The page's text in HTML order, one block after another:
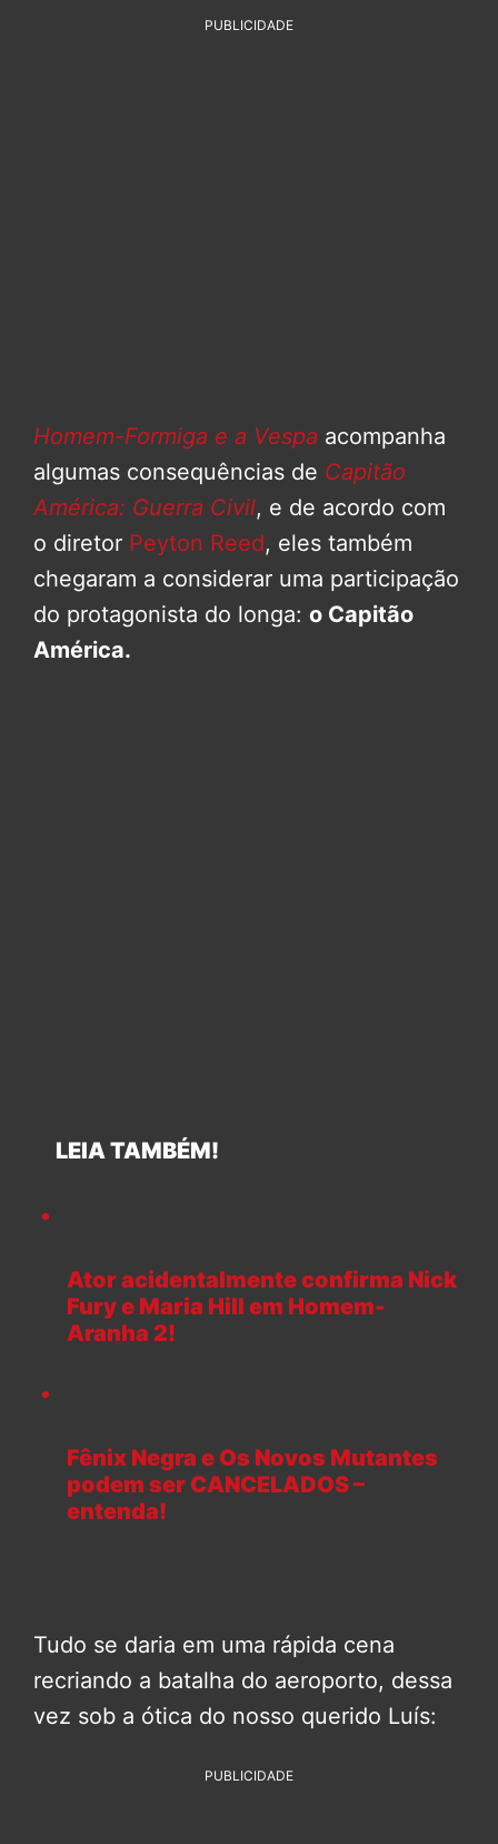
PUBLICIDADE
Homem-Formiga e a Vespa acompanha
algumas consequências de Capitão
América: Guerra Civil, e de acordo com
o diretor Peyton Reed, eles também
chegaram a considerar uma participação
do protagonista do longa: o Capitão
América.
LEIA TAMBÉM!
Ator acidentalmente confirma Nick
Fury e Maria Hill em Homem-
Aranha 2!
Fênix Negra e Os Novos Mutantes
podem ser CANCELADOS –
entenda!
Tudo se daria em uma rápida cena
recriando a batalha do aeroporto, dessa
vez sob a ótica do nosso querido Luís:
PUBLICIDADE